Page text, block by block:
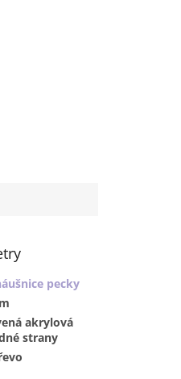
pecky
akrylová
strany